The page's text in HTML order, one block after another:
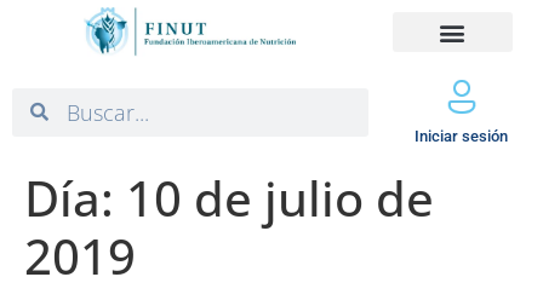
Iniciar sesión
Día: 10 de julio de
2019